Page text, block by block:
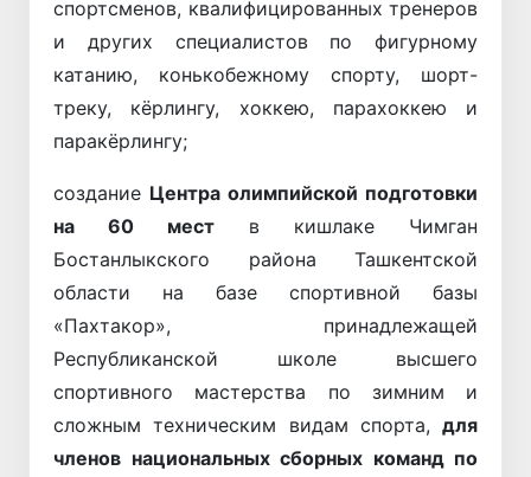
спортсменов, квалифицированных тренеров
и других специалистов по фигурному
катанию, конькобежному спорту, шорт-
треку, кёрлингу, хоккею, парахоккею и
паракёрлингу;
создание Центра олимпийской подготовки
на 60 мест в кишлаке Чимган
Бостанлыкского района Ташкентской
области на базе спортивной базы
«Пахтакор», принадлежащей
Республиканской школе высшего
спортивного мастерства по зимним и
сложным техническим видам спорта, для
членов национальных сборных команд по